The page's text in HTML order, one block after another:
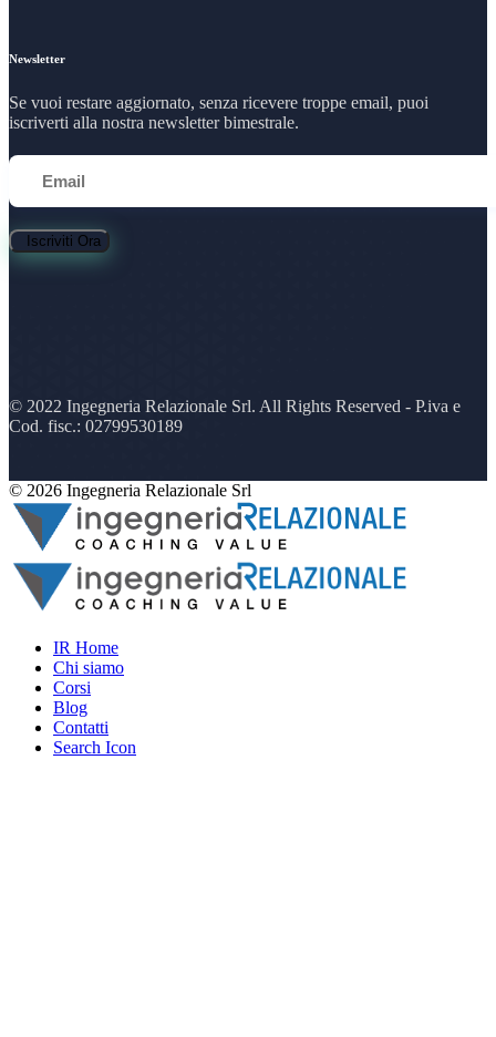
Newsletter
Se vuoi restare aggiornato, senza ricevere troppe email, puoi
iscriverti alla nostra newsletter bimestrale.
Iscriviti Ora
© 2022 Ingegneria Relazionale Srl. All Rights Reserved - P.iva e
Cod. fisc.: 02799530189
© 2026 Ingegneria Relazionale Srl
IR Home
Chi siamo
Corsi
Blog
Contatti
Search Icon